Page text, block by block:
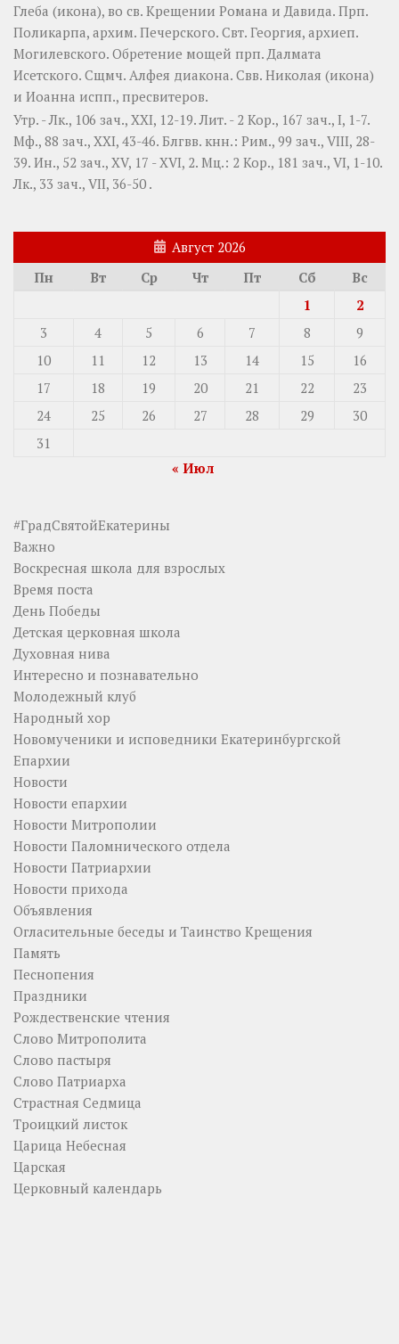
Глеба (икона), во св. Крещении Романа и Давида. Прп.
Поликарпа, архим. Печерского. Свт. Георгия, архиеп.
Могилевского. Обретение мощей прп.Далмата
Исетского. Сщмч. Алфея диакона. Свв. Николая (икона)
и Иоанна испп., пресвитеров.
Утр. -Лк., 106 зач., XXI, 12-19.Лит. - 2 Кор., 167 зач., I, 1-7.
Мф., 88 зач., XXI, 43-46. Блгвв. кнн.: Рим., 99 зач., VIII, 28-
39. Ин., 52 зач., XV, 17 - XVI, 2. Мц.: 2 Кор., 181 зач., VI, 1-10.
Лк., 33 зач., VII, 36-50 .
Август 2026
Пн
Вт Ср Чт Пт Сб
Вс
1
2
3
4 5 6 7 8
9
10
11 12 13 14 15
16
17
18 19 20 21 22
23
24
25 26 27 28 29
30
31
« Июл
#ГрадСвятойЕкатерины
Важно
Воскресная школа для взрослых
Время поста
День Победы
Детская церковная школа
Духовная нива
Интересно и познавательно
Молодежный клуб
Народный хор
Новомученики и исповедники Екатеринбургской
Епархии
Новости
Новости епархии
Новости Митрополии
Новости Паломнического отдела
Новости Патриархии
Новости прихода
Объявления
Огласительные беседы и Таинство Крещения
Память
Песнопения
Праздники
Рождественские чтения
Слово Митрополита
Слово пастыря
Слово Патриарха
Страстная Седмица
Троицкий листок
Царица Небесная
Царская
Церковный календарь